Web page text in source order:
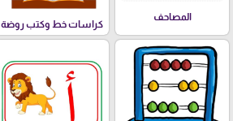
المصاحف
كراسات خط وكتب روضة